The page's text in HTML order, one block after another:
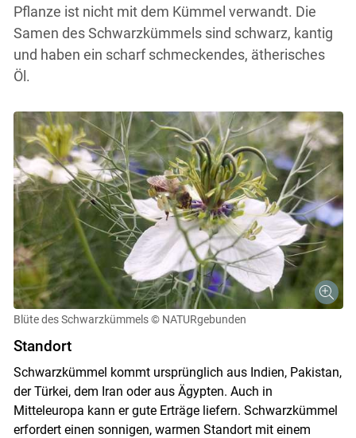
Pflanze ist nicht mit dem Kümmel verwandt. Die
Samen des Schwarzkümmels sind schwarz, kantig
und haben ein scharf schmeckendes, ätherisches
Öl.
Blüte des Schwarzkümmels © NATURgebunden
Standort
Schwarzkümmel kommt ursprünglich aus Indien, Pakistan,
der Türkei, dem Iran oder aus Ägypten. Auch in
Mitteleuropa kann er gute Erträge liefern. Schwarzkümmel
erfordert einen sonnigen, warmen Standort mit einem